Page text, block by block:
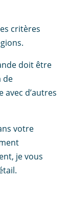
critères
doit être
de
avec d’autres
votre
je vous